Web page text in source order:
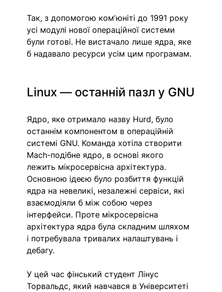
Так, з допомогою комʼюніті до 1991 року
усі модулі нової операційної системи
були готові. Не вистачало лише ядра, яке
б надавало ресурси усім цим програмам.
Linux — останній пазл у GNU
Ядро, яке отримало назву Hurd, було
останнім компонентом в операційній
системі GNU. Команда хотіла створити
Mach-подібне ядро, в основі якого
лежить мікросервісна архітектура.
Основною ідеєю було розбиття функцій
ядра на невеликі, незалежні сервіси, які
взаємодіяли б між собою через
інтерфейси. Проте мікросервісна
архітектура ядра була складним шляхом
і потребувала тривалих налаштувань і
дебагу.
У цей час фінський студент Лінус
Торвальдс, який навчався в Університеті